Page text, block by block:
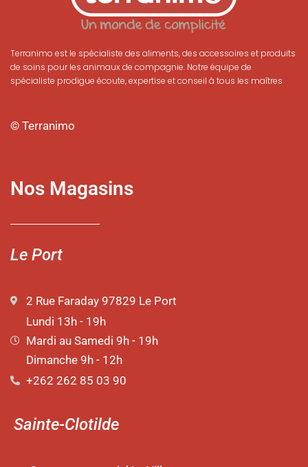
Terranimo est le spécialiste des aliments, des accessoires et produits
de soins pour les animaux de compagnie. Notre équipe de
spécialiste prodigue écoute, expertise et conseil à tous les maîtres
© Terranimo
Nos Magasins
Le Port
2 Rue Faraday 97829 Le Port
Lundi 13h - 19h
Mardi au Samedi 9h - 19h
Dimanche 9h - 12h
+262 262 85 03 90
Sainte-Clotilde